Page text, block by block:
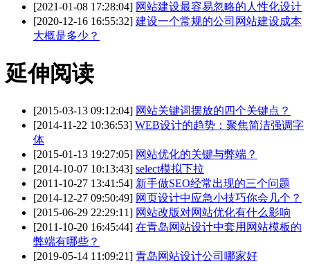
[2021-01-08 17:28:04] 网站建设最容易忽略的人性化设计
[2020-12-16 16:55:32] 建设一个常规的公司网站建设成本
大概是多少？
延伸阅读
[2015-03-13 09:12:04] 网站关键词摆放的四个关键点？
[2014-11-22 10:36:53] WEB设计的趋势：聚焦简洁强调字
体
[2015-01-13 19:27:05] 网站优化的关键与弊端？
[2014-10-07 10:13:43] select模拟下拉
[2011-10-27 13:41:54] 新手做SEO经常出现的三个问题
[2014-12-27 09:50:49] 网页设计中应急小技巧你会几个？
[2015-06-29 22:29:11] 网站改版对网站优化有什么影响
[2011-10-20 16:45:44] 在青岛网站设计中套用网站模板的
弊端有哪些？
[2019-05-14 11:09:21] 青岛网站设计公司哪家好